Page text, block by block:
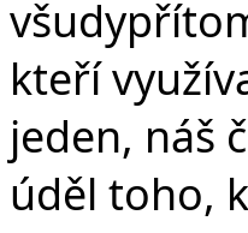
kteří
jeden, náš
úděl toho,